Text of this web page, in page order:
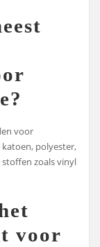
voor
polyester,
zoals vinyl
voor